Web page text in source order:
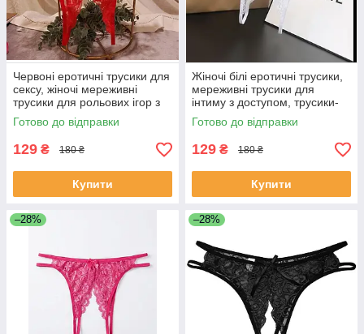
Червоні еротичні трусики для
сексу, жіночі мереживні
трусики для рольових ігор з
відкритою промежиною
Готово до відправки
129 ₴ 180 ₴
Купити
Жіночі білі еротичні трусики,
мереживні трусики для
інтиму з доступом, трусики-
стринги з вирізом
Готово до відправки
129 ₴ 180 ₴
Купити
–28% –28%